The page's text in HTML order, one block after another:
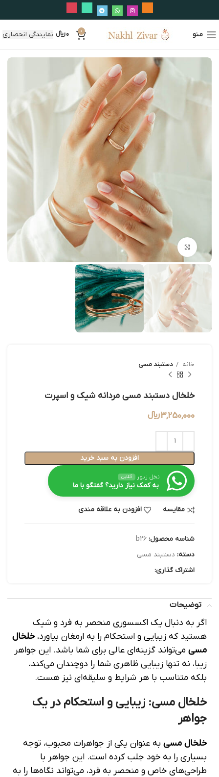
منو 0
0﷼ نمایندگی انحصاری
بزرگنمایی تصویر
خانه دستبند مسی
خلخال دستبند مسی مردانه شیک و اسپرت
3,250,000﷼
افزودن به سبد خرید
نخل زیور آنلاین
به کمک نیاز دارید؟ گفتگو با ما
مقایسه افزودن به علاقه مندی
شناسه محصول: b26
دسته: دستبند مسی
اشتراک گذاری:
توضیحات
اگر به دنبال یک اکسسوری منحصر به فرد و شیک
هستید که زیبایی و استحکام را به ارمغان بیاورد،خلخال
مسی می‌تواند گزینه‌ای عالی برای شما باشد. این جواهر
زیبا، نه تنها زیبایی ظاهری شما را دوچندان می‌کند،
بلکه متناسب با هر شرایط و سلیقه‌ای نیز هست.
خلخال مسی: زیبایی و استحکام در یک
جواهر
خلخال مسی به عنوان یکی از جواهرات محبوب، توجه
بسیاری را به خود جلب کرده است. این جواهر با
طراحی‌های خاص و منحصر به فرد، می‌تواند نگاه‌ها را به